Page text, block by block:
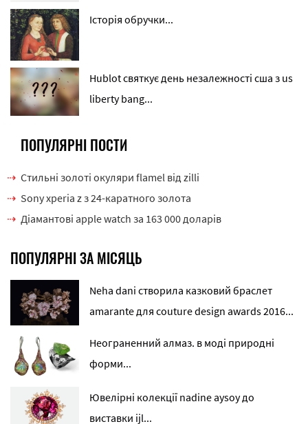
Історія обручки...
Hublot святкує день незалежності сша з us
liberty bang...
ПОПУЛЯРНІ ПОСТИ
Стильні золоті окуляри flamel від zilli
Sony xperia z з 24-каратного золота
Діамантові apple watch за 163 000 доларів
ПОПУЛЯРНІ ЗА МІСЯЦЬ
Neha dani створила казковий браслет
amarante для couture design awards 2016...
Неограненний алмаз. в моді природні
форми...
Ювелірні колекції nadine aysoy до
виставки ijl...